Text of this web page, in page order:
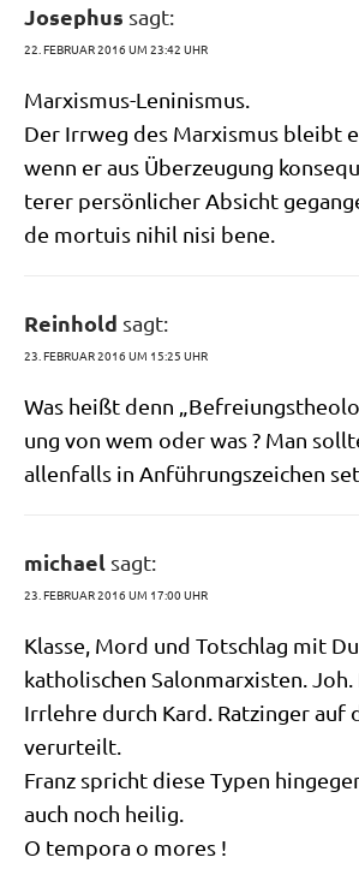
Josephus sagt:
22. FEBRUAR 2016 UM 23:42 UHR
Mar­xis­mus-Leni­nis­mus.
Der Irr­weg des Mar­xis­mus bleibt
wenn er aus Über­zeu­gung
te­rer per­sön­li­cher Absicht
de mor­tuis nihil nisi bene.
Reinhold sagt:
23. FEBRUAR 2016 UM 15:25 UHR
Was heißt denn
ung von wem oder was ? Man
allen­falls in Anfüh­rungs­zei­chen
michael sagt:
23. FEBRUAR 2016 UM 17:00 UHR
Klas­se, Mord und Tot­schlag mit
katho­li­schen Salon­mar­xi­sten. Joh.
Irr­leh­re durch Kard. Ratz­in­ger auf
verurteilt.
Franz spricht die­se Typen
auch noch heilig.
O tem­po­ra o mores !